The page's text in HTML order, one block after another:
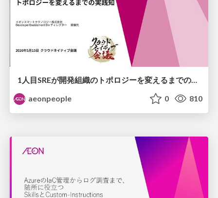
1人目SREが開発組織のトポロジーを変えるまでの実践知/the-first-sre-changed-team-topology
aeonpeople
0 810